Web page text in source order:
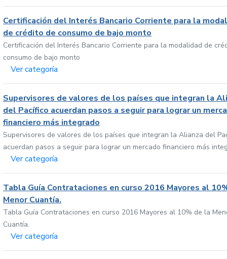
Certificación del Interés Bancario Corriente para la
de crédito de consumo de bajo monto
Certificación del Interés Bancario Corriente para la modalidad de
consumo de bajo monto
Ver categoría
Supervisores de valores de los países que integran la
del Pacífico acuerdan pasos a seguir para lograr un
financiero más integrado
Supervisores de valores de los países que integran la Alianza del
acuerdan pasos a seguir para lograr un mercado financiero más
Ver categoría
Tabla Guía Contrataciones en curso 2016 Mayores al
Menor Cuantía.
Tabla Guía Contrataciones en curso 2016 Mayores al 10% de la
Cuantía.
Ver categoría